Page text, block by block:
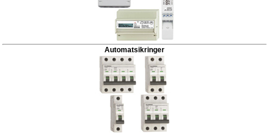
Automatsikringer